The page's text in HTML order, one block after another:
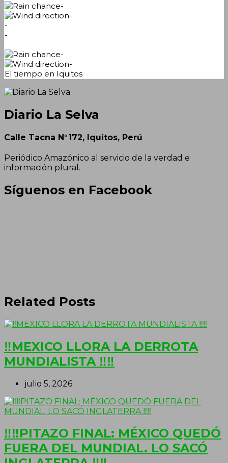
-
-
-
-
-
-
El tiempo en Iquitos
Diario La Selva
Calle Tacna N°172, Iquitos, Perú
Periódico Amazónico al servicio de la verdad e
información plural.
Síguenos en Facebook
Related Posts
‼MEXICO LLORA LA DERROTA
MUNDIALISTA ‼‼
julio 5, 2026
‼‼PITAZO FINAL: MÉXICO QUEDÓ
FUERA DEL MUNDIAL. LO SACÓ